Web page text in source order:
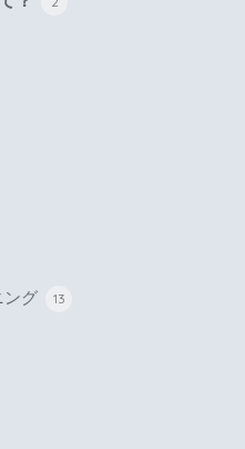
ング 13